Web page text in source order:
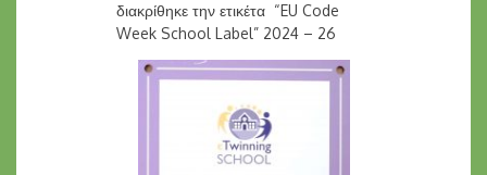
διακρίθηκε την ετικέτα “EU Code
Week School Label” 2024 – 26